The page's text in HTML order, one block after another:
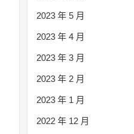
2023 年 5 月
2023 年 4 月
2023 年 3 月
2023 年 2 月
2023 年 1 月
2022 年 12 月